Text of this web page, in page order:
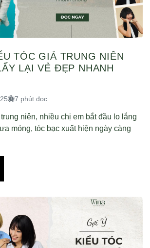
TÓC GIẢ TRUNG NIÊN
LẠI VẺ ĐẸP NHANH
7 phút đọc
niên, nhiều chị em bắt đầu lo lắng
mỏng, tóc bạc xuất hiện ngày càng